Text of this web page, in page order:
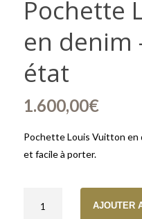
Pochette
en denim
état
1.600,00€
Pochette Louis Vuitton en
et facile à porter.
AJOUTER